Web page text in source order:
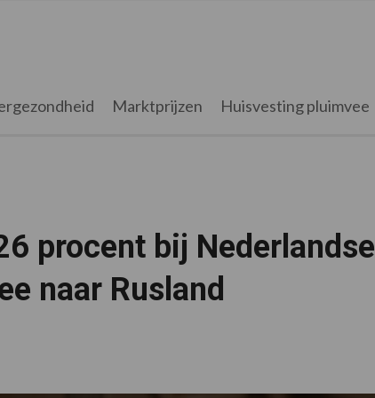
Marktprijzen Huisvesting pluimvee
procent bij Nederlandse
naar Rusland